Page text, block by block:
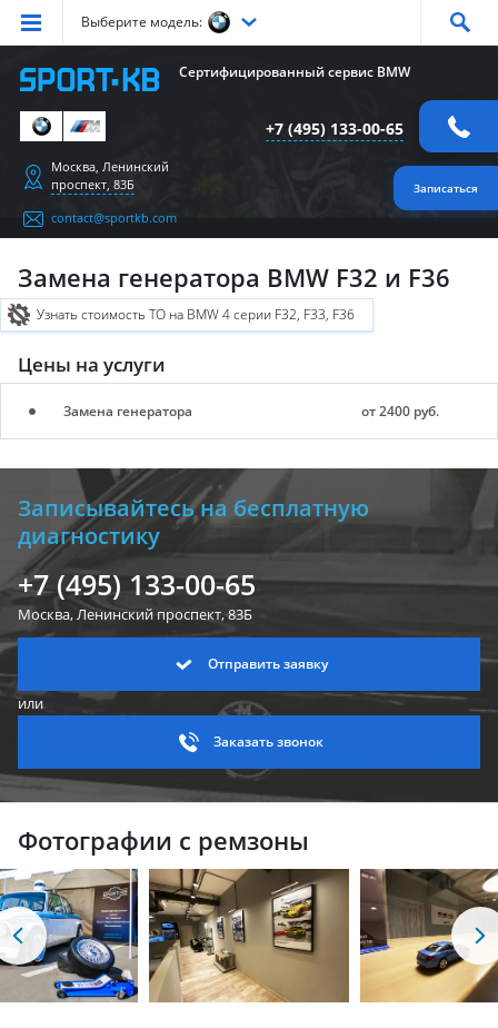
Выберите модель:
Серия Серия Серия
СерияX3
Серия X4 X6 СерияZ4 СерияM
Сертифицированный сервис BMW
+7 (495) 133-00-65
Записаться
Москва, Ленинский
проспект, 83Б
contact@sportkb.com
Замена генератора BMW F32 и F36
Узнать стоимость ТО на BMW 4 серии F32, F33, F36
Цены на услуги
Замена генератора от 2400 руб.
Записывайтесь на бесплатную
диагностику
+7 (495) 133-00-65
Москва, Ленинскийпроспект, 83Б
Отправить заявку
или
Заказать звонок
Фотографии с ремзоны